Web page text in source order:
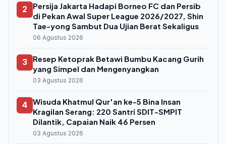
2
Persija Jakarta Hadapi Borneo FC dan Persib
di Pekan Awal Super League 2026/2027, Shin
Tae-yong Sambut Dua Ujian Berat Sekaligus
06 Agustus 2026
3
Resep Ketoprak Betawi Bumbu Kacang Gurih
yang Simpel dan Mengenyangkan
03 Agustus 2026
4 Wisuda Khatmul Qur'an ke-5 Bina Insan
Kragilan Serang: 220 Santri SDIT-SMPIT
Dilantik, Capaian Naik 46 Persen
03 Agustus 2026